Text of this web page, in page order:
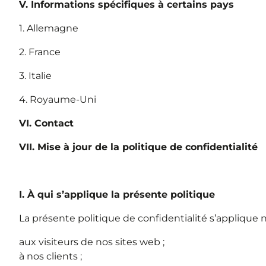
V. Informations spécifiques à certains pays
1. Allemagne
2. France
3. Italie
4. Royaume-Uni
VI. Contact
VII. Mise à jour de la politique de confidentialité
I. À qui s’applique la présente politique
La présente politique de confidentialité s’applique
aux visiteurs de nos sites web ;
à nos clients ;